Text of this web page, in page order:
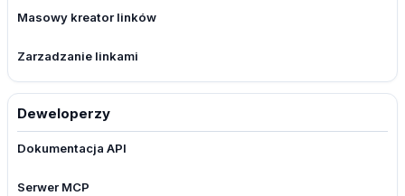
Masowy kreator linków
Zarzadzanie linkami
Deweloperzy
Dokumentacja API
Serwer MCP